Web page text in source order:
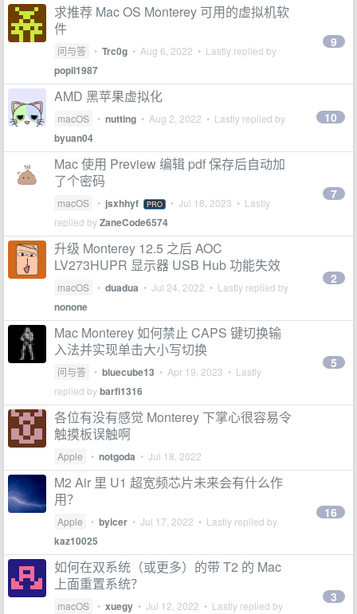
求推荐 Mac OS Monterey 可用的虚拟机软
件
问与答 • Trc0g • Aug 6, 2022 • Lastly replied by
popil1987
9
AMD 黑苹果虚拟化
macOS • nutting • Aug 2, 2022 • Lastly replied by
byuan04
10
Mac 使用 Preview 编辑 pdf 保存后自动加
了个密码
macOS • jsxhhyf PRO • Jul 18, 2023 • Lastly
replied byZaneCode6574
7
升级 Monterey 12.5 之后 AOC
LV273HUPR 显示器 USB Hub 功能失效
macOS • duadua • Jul 24, 2022 • Lastly replied by
nonone
2
Mac Monterey 如何禁止 CAPS 键切换输
入法并实现单击大小写切换
问与答 • bluecube13 • Apr 19, 2023 • Lastly
replied bybarfi1316
5
各位有没有感觉 Monterey 下掌心很容易令
触摸板误触啊
Apple • notgoda • Jul 18, 2022
M2 Air 里 U1 超宽频芯片未来会有什么作
用？
Apple • byicer • Jul 17, 2022 • Lastly replied by
kaz10025
16
如何在双系统（或更多）的带 T2 的 Mac
上面重置系统？
macOS • xuegy • Jul 12, 2022 • Lastly replied by
3